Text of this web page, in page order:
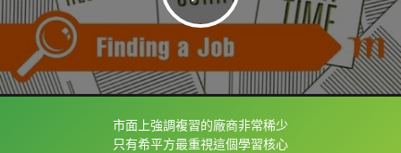
市面上強調複習的廠商非常稀少
只有希平方最重視這個學習核心
框選或點兩下字幕可以直接查字典喔！